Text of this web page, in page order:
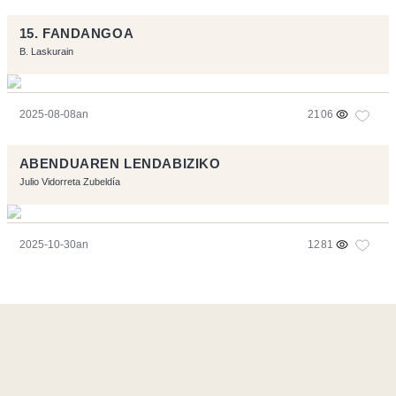
15. FANDANGOA
B. Laskurain
2025-08-08an 2106
ABENDUAREN LENDABIZIKO
Julio Vidorreta Zubeldía
2025-10-30an 1281